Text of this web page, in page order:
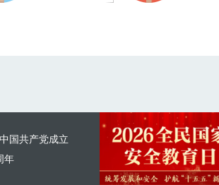
国共产党成立
年